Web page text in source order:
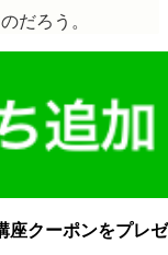
だろう。
座クーポンをプレ